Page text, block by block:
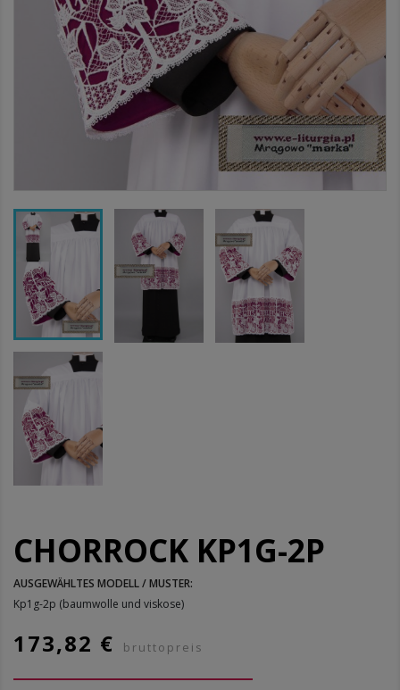
CHORROCK KP1G-2P
AUSGEWÄHLTES MODELL / MUSTER:
Kp1g-2p (baumwolle und viskose)
173,82 € bruttopreis